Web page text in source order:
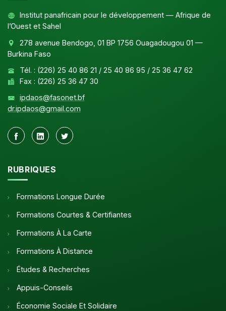
Institut panafricain pour le développement — Afrique de
l’Ouest et Sahel
278 avenue Bendogo, 01 BP 1756 Ouagadougou 01 —
Burkina Faso
Tél. : (226) 25 40 86 21 / 25 40 86 95 / 25 36 47 62
Fax : (226) 25 36 47 30
ipdaos@fasonet.bf
dr.ipdaos@gmail.com
RUBRIQUES
Formations Longue Durée
Formations Courtes & Certifiantes
Formations À La Carte
Formations À Distance
Études & Recherches
Appuis-Conseils
Économie Sociale Et Solidaire